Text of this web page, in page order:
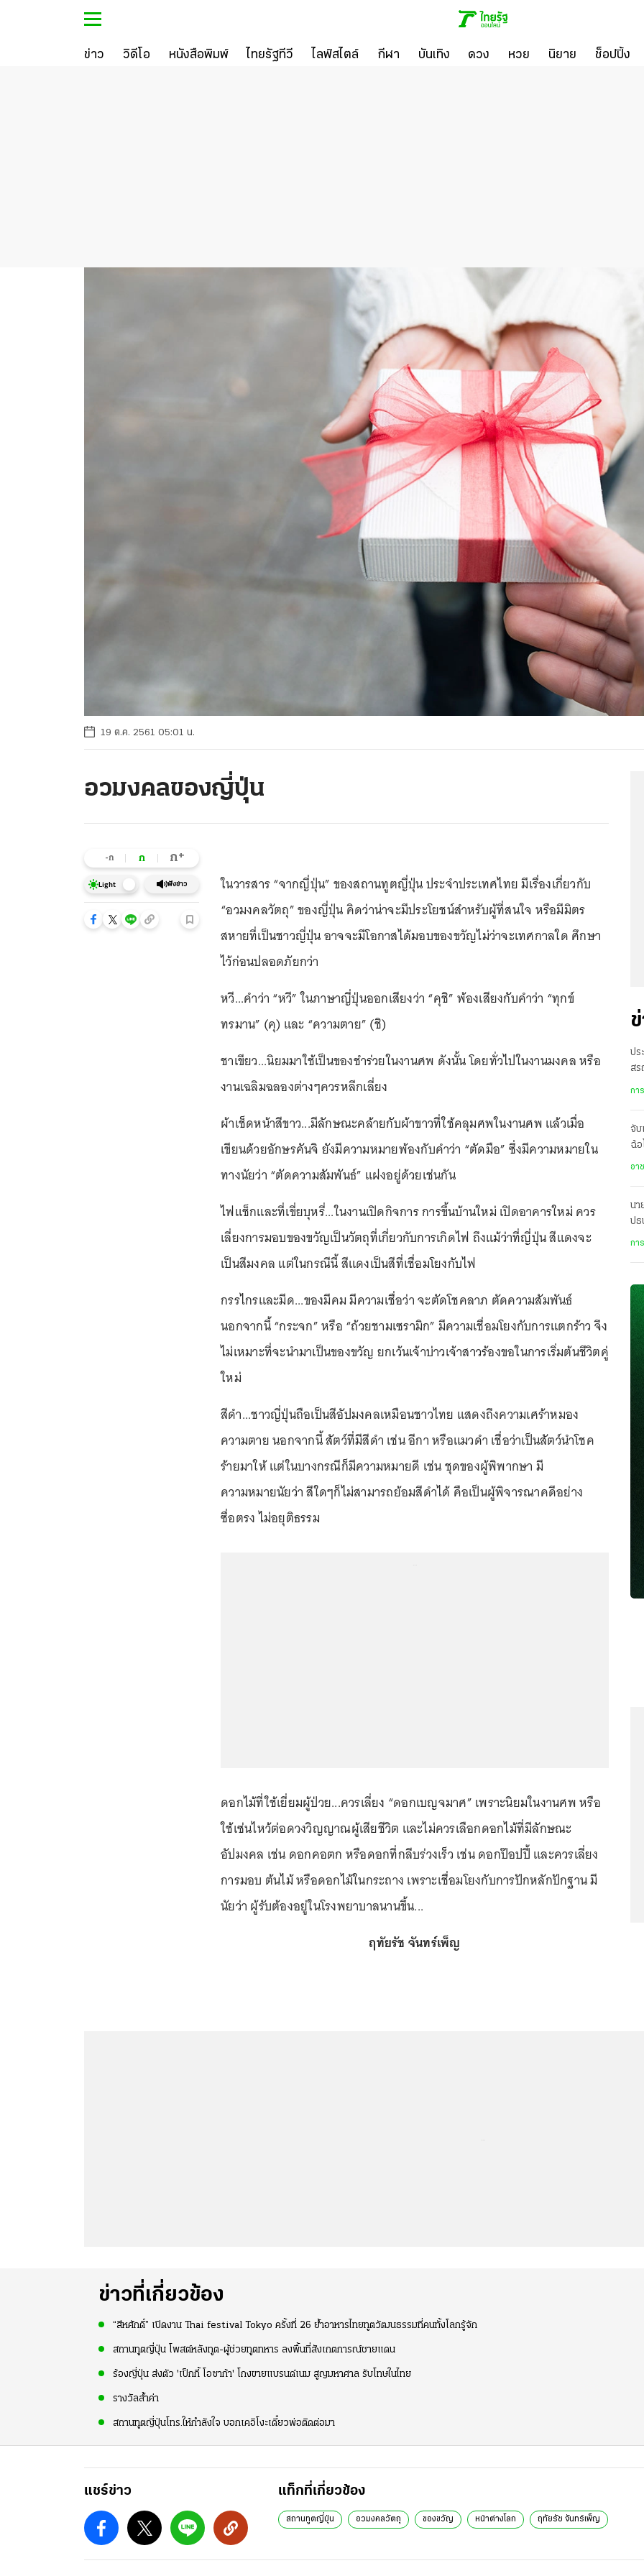
ข่าว วิดีโอ หนังสือพิมพ์ ไทยรัฐทีวี ไลฟ์สไตล์ กีฬา บันเทิง ดวง หวย นิยาย ช็อปปิ้ง
19 ต.ค. 2561 05:01 น.
อวมงคลของญี่ปุ่น
-ก ก ก+
Light ฟังข่าว
ในวารสาร “จากญี่ปุ่น” ของสถานทูตญี่ปุ่น ประจำประเทศไทย มีเรื่องเกี่ยวกับ
“อวมงคลวัตถุ” ของญี่ปุ่น คิดว่าน่าจะมีประโยชน์สำหรับผู้ที่สนใจ หรือมีมิตร
สหายที่เป็นชาวญี่ปุ่น อาจจะมีโอกาสได้มอบของขวัญไม่ว่าจะเทศกาลใด ศึกษา
ไว้ก่อนปลอดภัยกว่า
หวี...คำว่า “หวี” ในภาษาญี่ปุ่นออกเสียงว่า “คุชิ” พ้องเสียงกับคำว่า “ทุกข์
ทรมาน” (คุ) และ “ความตาย” (ชิ)
ชาเขียว...นิยมมาใช้เป็นของชำร่วยในงานศพ ดังนั้น โดยทั่วไปในงานมงคล หรือ
งานเฉลิมฉลองต่างๆควรหลีกเลี่ยง
ผ้าเช็ดหน้าสีขาว...มีลักษณะคล้ายกับผ้าขาวที่ใช้คลุมศพในงานศพ แล้วเมื่อ
เขียนด้วยอักษรคันจิ ยังมีความหมายพ้องกับคำว่า “ตัดมือ” ซึ่งมีความหมายใน
ทางนัยว่า “ตัดความสัมพันธ์” แฝงอยู่ด้วยเช่นกัน
ไฟแช็กและที่เขี่ยบุหรี่...ในงานเปิดกิจการ การขึ้นบ้านใหม่ เปิดอาคารใหม่ ควร
เลี่ยงการมอบของขวัญเป็นวัตถุที่เกี่ยวกับการเกิดไฟ ถึงแม้ว่าที่ญี่ปุ่น สีแดงจะ
เป็นสีมงคล แต่ในกรณีนี้ สีแดงเป็นสีที่เชื่อมโยงกับไฟ
กรรไกรและมีด...ของมีคม มีความเชื่อว่า จะตัดโชคลาภ ตัดความสัมพันธ์
นอกจากนี้ “กระจก” หรือ “ถ้วยชามเซรามิก” มีความเชื่อมโยงกับการแตกร้าว จึง
ไม่เหมาะที่จะนำมาเป็นของขวัญ ยกเว้นเจ้าบ่าวเจ้าสาวร้องขอในการเริ่มต้นชีวิตคู่
ใหม่
สีดำ...ชาวญี่ปุ่นถือเป็นสีอัปมงคลเหมือนชาวไทย แสดงถึงความเศร้าหมอง
ความตาย นอกจากนี้ สัตว์ที่มีสีดำ เช่น อีกา หรือแมวดำ เชื่อว่าเป็นสัตว์นำโชค
ร้ายมาให้ แต่ในบางกรณีก็มีความหมายดี เช่น ชุดของผู้พิพากษา มี
ความหมายนัยว่า สีใดๆก็ไม่สามารถย้อมสีดำได้ คือเป็นผู้พิจารณาคดีอย่าง
ซื่อตรง ไม่อยุติธรรม
ดอกไม้ที่ใช้เยี่ยมผู้ป่วย...ควรเลี่ยง “ดอกเบญจมาศ” เพราะนิยมในงานศพ หรือ
ใช้เซ่นไหว้ต่อดวงวิญญาณผู้เสียชีวิต และไม่ควรเลือกดอกไม้ที่มีลักษณะ
อัปมงคล เช่น ดอกคอตก หรือดอกที่กลีบร่วงเร็ว เช่น ดอกป๊อปปี้ และควรเลี่ยง
การมอบ ต้นไม้ หรือดอกไม้ในกระถาง เพราะเชื่อมโยงกับการปักหลักปักฐาน มี
นัยว่า ผู้รับต้องอยู่ในโรงพยาบาลนานขึ้น...
ฤทัยรัช จันทร์เพ็ญ
ปร
ส
กา
จับ
ฉ้อ
อา
นา
ปธ
กา
ข่าวที่เกี่ยวข้อง
“สีหศักดิ์” เปิดงาน Thai festival Tokyo ครั้งที่ 26 ย้ำอาหารไทยทูตวัฒนธรรมที่คนทั้งโลกรู้จัก
สถานทูตญี่ปุ่น โพสต์หลังทูต-ผู้ช่วยทูตทหาร ลงพื้นที่สังเกตการณ์ชายแดน
ร้องญี่ปุ่น ส่งตัว 'เป็กกี้ โอซาก้า' โกงขายแบรนด์เนม สูญมหาศาล รับโทษในไทย
รางวัลล้ำค่า
สถานทูตญี่ปุ่นโทร.ให้กำลังใจ บอกเคอิโงะเดี๋ยวพ่อติดต่อมา
แชร์ข่าว แท็กที่เกี่ยวข้อง
สถานทูตญี่ปุ่น อวมงคลวัตถุ ของขวัญ หน้าต่างโลก ฤทัยรัช จันทร์เพ็ญ